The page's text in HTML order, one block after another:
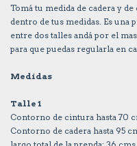
Tomá tu medida de cadera y
dentro de tus medidas. Es una
entre dos talles andá por el
para que puedas regularla en
Medidas
Talle 1
Contorno de cintura hasta 70
Contorno de cadera hasta 95